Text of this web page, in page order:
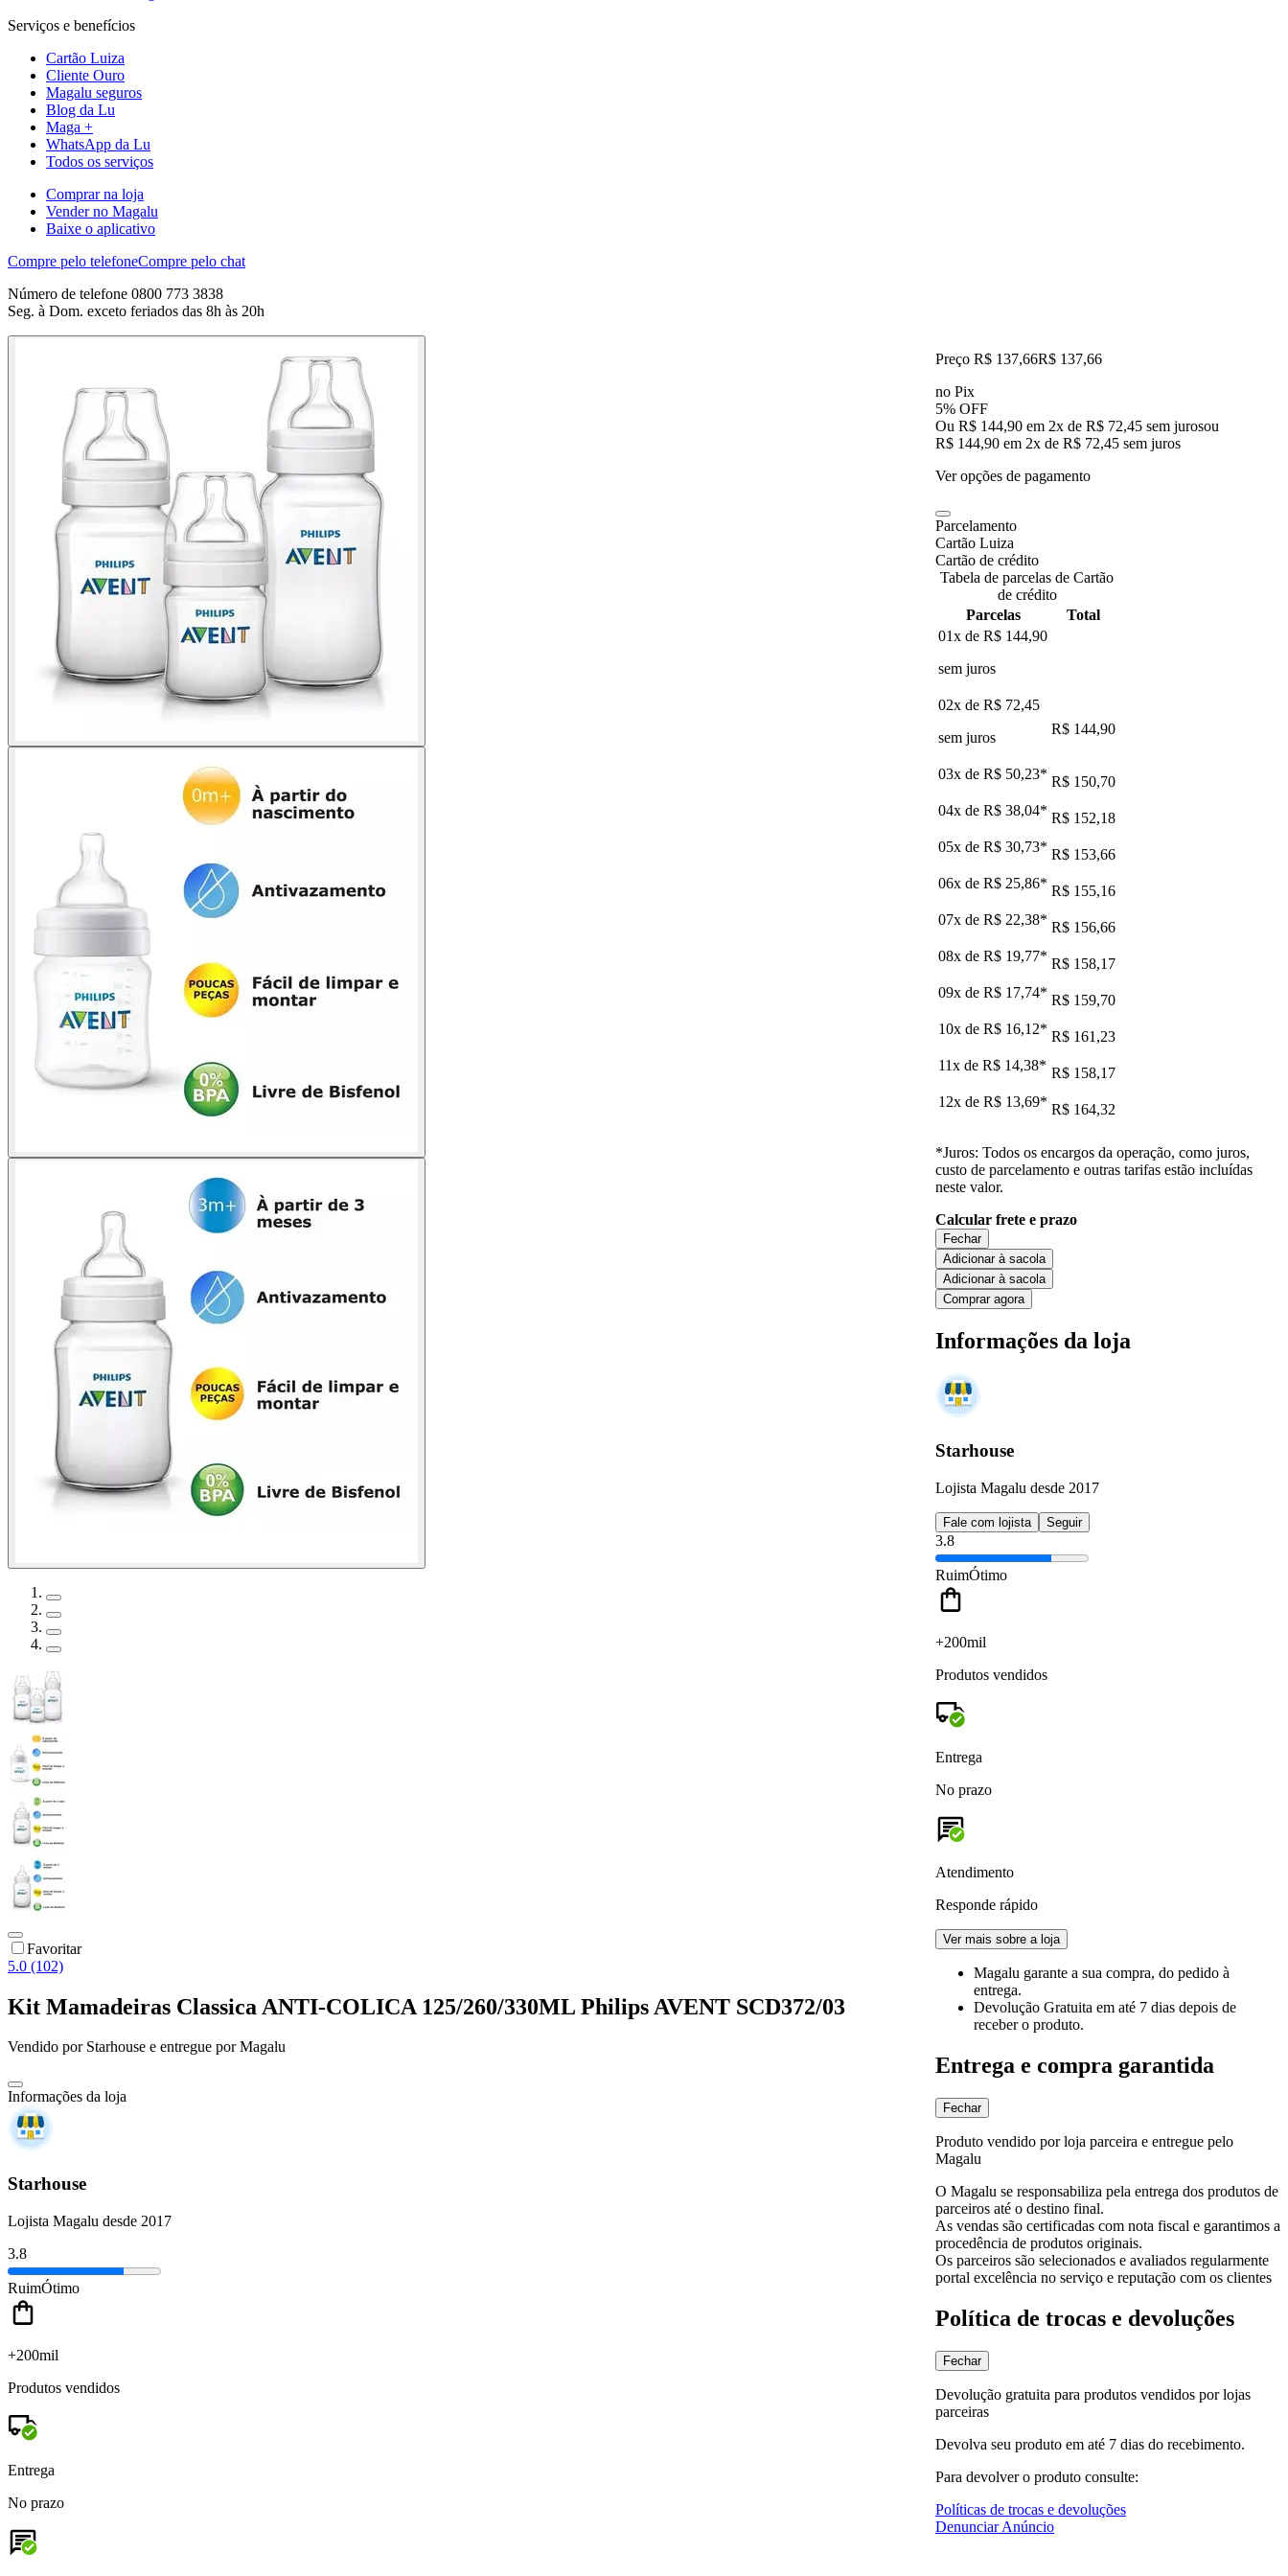
Serviços e benefícios
Cartão Luiza
Cliente Ouro
Magalu seguros
Blog da Lu
Maga +
WhatsApp da Lu
Todos os serviços
Comprar na loja
Vender no Magalu
Baixe o aplicativo
Compre pelo telefoneCompre pelo chat
Número de telefone 0800 773 3838
Seg. à Dom. exceto feriados das 8h às 20h
Favoritar
5.0 (102)
Kit Mamadeiras Classica ANTI-COLICA 125/260/330ML Philips AVENT SCD372/03
Vendido por Starhouse e entregue por Magalu
Informações da loja
Starhouse
Lojista Magalu desde 2017
3.8
RuimÓtimo
+200mil
Produtos vendidos
Entrega
No prazo
Preço R$ 137,66R$ 137,66
no Pix
5% OFF
Ou R$ 144,90 em 2x de R$ 72,45 sem jurosou
R$ 144,90 em 2x de R$ 72,45 sem juros
Ver opções de pagamento
Parcelamento
Cartão Luiza
Cartão de crédito
Tabela de parcelas de Cartão
de crédito
Parcelas
Total
01x de R$ 144,90
sem juros
02x de R$ 72,45
sem juros
R$ 144,90
03x de R$ 50,23* R$ 150,70
04x de R$ 38,04* R$ 152,18
05x de R$ 30,73* R$ 153,66
06x de R$ 25,86* R$ 155,16
07x de R$ 22,38* R$ 156,66
08x de R$ 19,77* R$ 158,17
09x de R$ 17,74* R$ 159,70
10x de R$ 16,12* R$ 161,23
11x de R$ 14,38* R$ 158,17
12x de R$ 13,69* R$ 164,32
*Juros: Todos os encargos da operação, como juros,
custo de parcelamento e outras tarifas estão incluídas
neste valor.
Calcular frete e prazo
Fechar
Adicionar à sacola
Adicionar à sacola
Comprar agora
Informações da loja
Starhouse
Lojista Magalu desde 2017
Fale com lojista Seguir
3.8
RuimÓtimo
+200mil
Produtos vendidos
Entrega
No prazo
Atendimento
Responde rápido
Ver mais sobre a loja
Magalu garante a sua compra, do pedido à
entrega.
Devolução Gratuita em até 7 dias depois de
receber o produto.
Entrega e compra garantida
Fechar
Produto vendido por loja parceira e entregue pelo
Magalu
O Magalu se responsabiliza pela entrega dos produtos de
parceiros até o destino final.
As vendas são certificadas com nota fiscal e garantimos a
procedência de produtos originais.
Os parceiros são selecionados e avaliados regularmente
portal excelência no serviço e reputação com os clientes
Política de trocas e devoluções
Fechar
Devolução gratuita para produtos vendidos por lojas
parceiras
Devolva seu produto em até 7 dias do recebimento.
Para devolver o produto consulte:
Políticas de trocas e devoluções
Denunciar Anúncio